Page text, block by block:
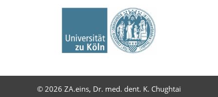
© 2026 ZA.eins, Dr. med. dent. K. Chughtai